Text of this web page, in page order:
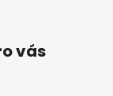
vás